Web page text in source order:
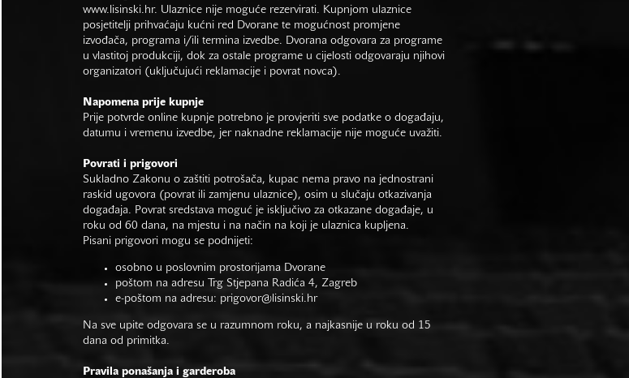
www.lisinski.hr. Ulaznice nije moguće rezervirati. Kupnjom ulaznice
posjetitelji prihvaćaju kućni red Dvorane te mogućnost promjene
izvođača, programa i/ili termina izvedbe. Dvorana odgovara za programe
u vlastitoj produkciji, dok za ostale programe u cijelosti odgovaraju njihovi
organizatori (uključujući reklamacije i povrat novca).
Napomena prije kupnje
Prije potvrde online kupnje potrebno je provjeriti sve podatke o događaju,
datumu i vremenu izvedbe, jer naknadne reklamacije nije moguće uvažiti.
Povrati i prigovori
Sukladno Zakonu o zaštiti potrošača, kupac nema pravo na jednostrani
raskid ugovora (povrat ili zamjenu ulaznice), osim u slučaju otkazivanja
događaja. Povrat sredstava moguć je isključivo za otkazane događaje, u
roku od 60 dana, na mjestu i na način na koji je ulaznica kupljena.
Pisani prigovori mogu se podnijeti:
osobno u poslovnim prostorijama Dvorane
poštom na adresu Trg Stjepana Radića 4, Zagreb
e-poštom na adresu: prigovor@lisinski.hr
Na sve upite odgovara se u razumnom roku, a najkasnije u roku od 15
dana od primitka.
Pravila ponašanja i garderoba